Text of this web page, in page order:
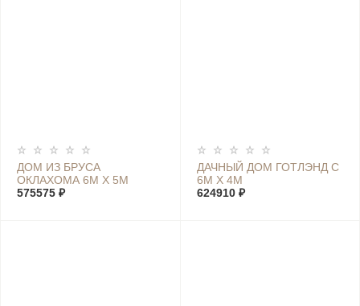
ДОМ ИЗ БРУСА
ОКЛАХОМА 6М Х 5М
575575 ₽
ДАЧНЫЙ ДОМ ГОТЛЭНД С
6М Х 4М
624910 ₽